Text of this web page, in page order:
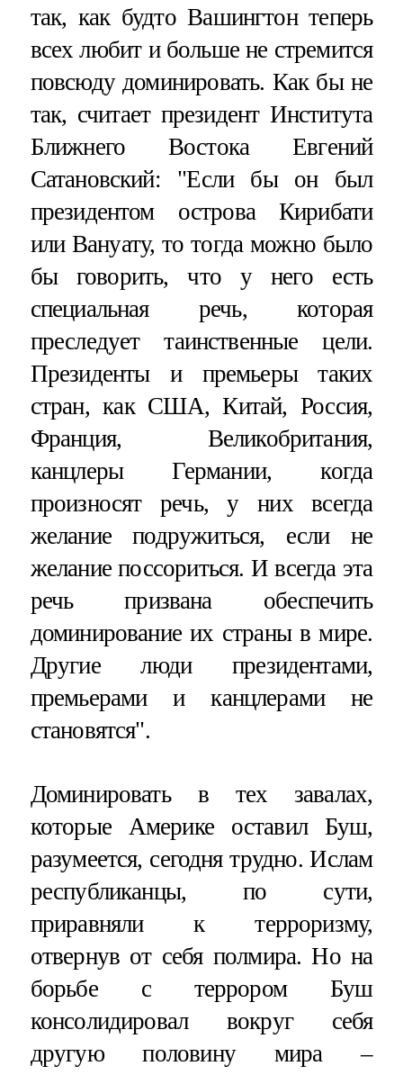
так, как будто Вашингтон теперь
всех любит и больше не стремится
повсюду доминировать. Как бы не
так, считает президент Института
Ближнего Востока Евгений
Сатановский: "Если бы он был
президентом острова Кирибати
или Вануату, то тогда можно было
бы говорить, что у него есть
специальная речь, которая
преследует таинственные цели.
Президенты и премьеры таких
стран, как США, Китай, Россия,
Франция, Великобритания,
канцлеры Германии, когда
произносят речь, у них всегда
желание подружиться, если не
желание поссориться. И всегда эта
речь призвана обеспечить
доминирование их страны в мире.
Другие люди президентами,
премьерами и канцлерами не
становятся".
Доминировать в тех завалах,
которые Америке оставил Буш,
разумеется, сегодня трудно. Ислам
республиканцы, по сути,
приравняли к терроризму,
отвернув от себя полмира. Но на
борьбе с террором Буш
консолидировал вокруг себя
другую половину мира –